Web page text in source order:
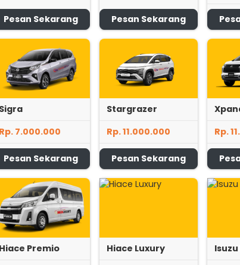
Pesan Sekarang Pesan Sekarang
Sigra
Rp. 7.000.000
Pesan Sekarang
Stargrazer
Rp. 11.000.000
Pesan Sekarang
Rp.
Hiace Premio
Hiace Luxury
Isuzu